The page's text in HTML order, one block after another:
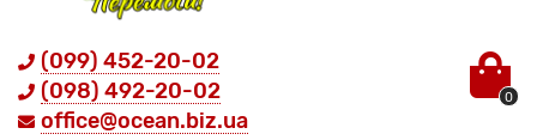
(099) 452-20-02
(098) 492-20-02
office@ocean.biz.ua
0